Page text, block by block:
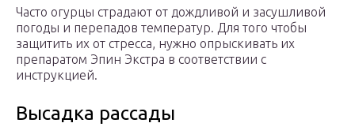
Часто огурцы страдают от дождливой и засушливой
погоды и перепадов температур. Для того чтобы
защитить их от стресса, нужно опрыскивать их
препаратом Эпин Экстра в соответствии с
инструкцией.
Высадка рассады